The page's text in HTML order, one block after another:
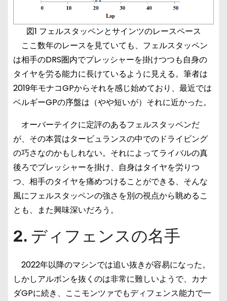
図1 フェルスタッペンとサインツのレースペース
ここ数年のレースを見ていても、フェルスタッペン
は相手のDRS圏内でプレッシャーを掛けつつも自身の
タイヤを労る能力に長けているように見える。筆者は
2019年モナコGPからそれを感じ始めており、最近では
ベルギーGPの序盤は（やや短いが）それに近かった。
オーバーテイクに定評のあるフェルスタッペンだ
が、その本質はタービュランスの中でのドライビング
の巧さなのかもしれない。それによってライバルの真
後ろでプレッシャーを掛け、自身はタイヤを労りつ
つ、相手のタイヤを痛めつけることができる、そんな
風にフェルスタッペンの強さを別の視点から眺めるこ
とも、また興味深いだろう。
2. ディフェンスの名手
2022年以降のマシンでは追い抜きが容易になった。
しかしアルボンを抜くのは非常に難しいようで、カナ
ダGPに続き、ここモンツァでもディフェンス能力で一